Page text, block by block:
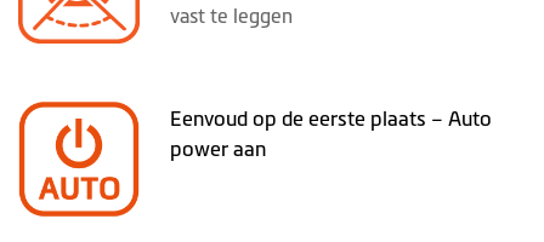
vast te leggen
Eenvoud op de eerste plaats – Auto
power aan